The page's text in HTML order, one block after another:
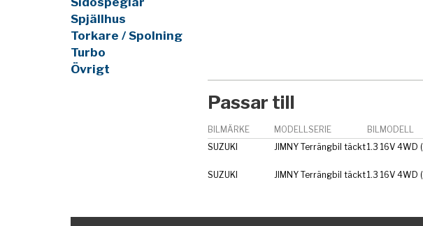
Spjällhus
Torkare / Spolning
Turbo
Övrigt
Passar till
BILMÄRKE MODELLSERIE BILMODELL
SUZUKI
JIMNY Terrängbil täckt
SUZUKI
JIMNY Terrängbil täckt